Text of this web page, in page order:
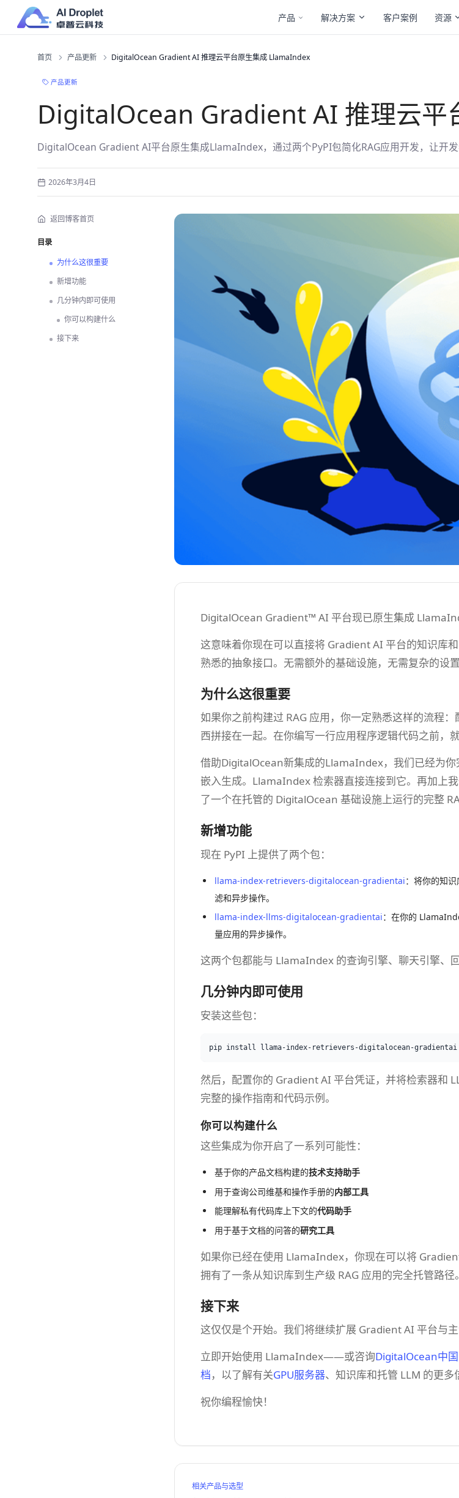
产品 解决方案 客户案例 资源
首页 产品更新 DigitalOcean Gradient AI 推理云平台原生集成 LlamaIndex
产品更新
DigitalOcean Gradient AI 推理云
DigitalOcean Gradient AI平台原生集成LlamaIndex，通过两个PyPI包简化RAG应用开发，让开发
2026年3月4日
返回博客首页
目录
为什么这很重要
新增功能
几分钟内即可使用
你可以构建什么
接下来
DigitalOcean Gradient™ AI 平台现已原生集成
这意味着你现在可以直接将 Gradient AI 平台的知识库
熟悉的抽象接口。无需额外的基础设施，无需复杂的设
为什么这很重要
如果你之前构建过 RAG 应用，你一定熟悉这样的流程
西拼接在一起。在你编写一行应用程序逻辑代码之前，
借助DigitalOcean新集成的LlamaIndex，我们已经为
嵌入生成。LlamaIndex 检索器直接连接到它。再加上
了一个在托管的 DigitalOcean 基础设施上运行的完整
新增功能
现在 PyPI 上提供了两个包：
llama-index-retrievers-digitalocean-gradientai：将你的知
滤和异步操作。
llama-index-llms-digitalocean-gradientai：在你的
量应用的异步操作。
这两个包都能与 LlamaIndex 的查询引擎、聊天引擎、
几分钟内即可使用
安装这些包：
然后，配置你的 Gradient AI 平台凭证，并将检索器和
完整的操作指南和代码示例。
你可以构建什么
这些集成为你开启了一系列可能性：
基于你的产品文档构建的技术支持助手
用于查询公司维基和操作手册的内部工具
能理解私有代码库上下文的代码助手
用于基于文档的问答的研究工具
如果你已经在使用 LlamaIndex，你现在可以将
拥有了一条从知识库到生产级 RAG 应用的完全托管路径。
接下来
这仅仅是个开始。我们将继续扩展 Gradient AI 平台与
立即开始使用 LlamaIndex——或咨询DigitalOcean中
档，以了解有关GPU服务器、知识库和托管 LLM 的更多
祝你编程愉快！
相关产品与选型